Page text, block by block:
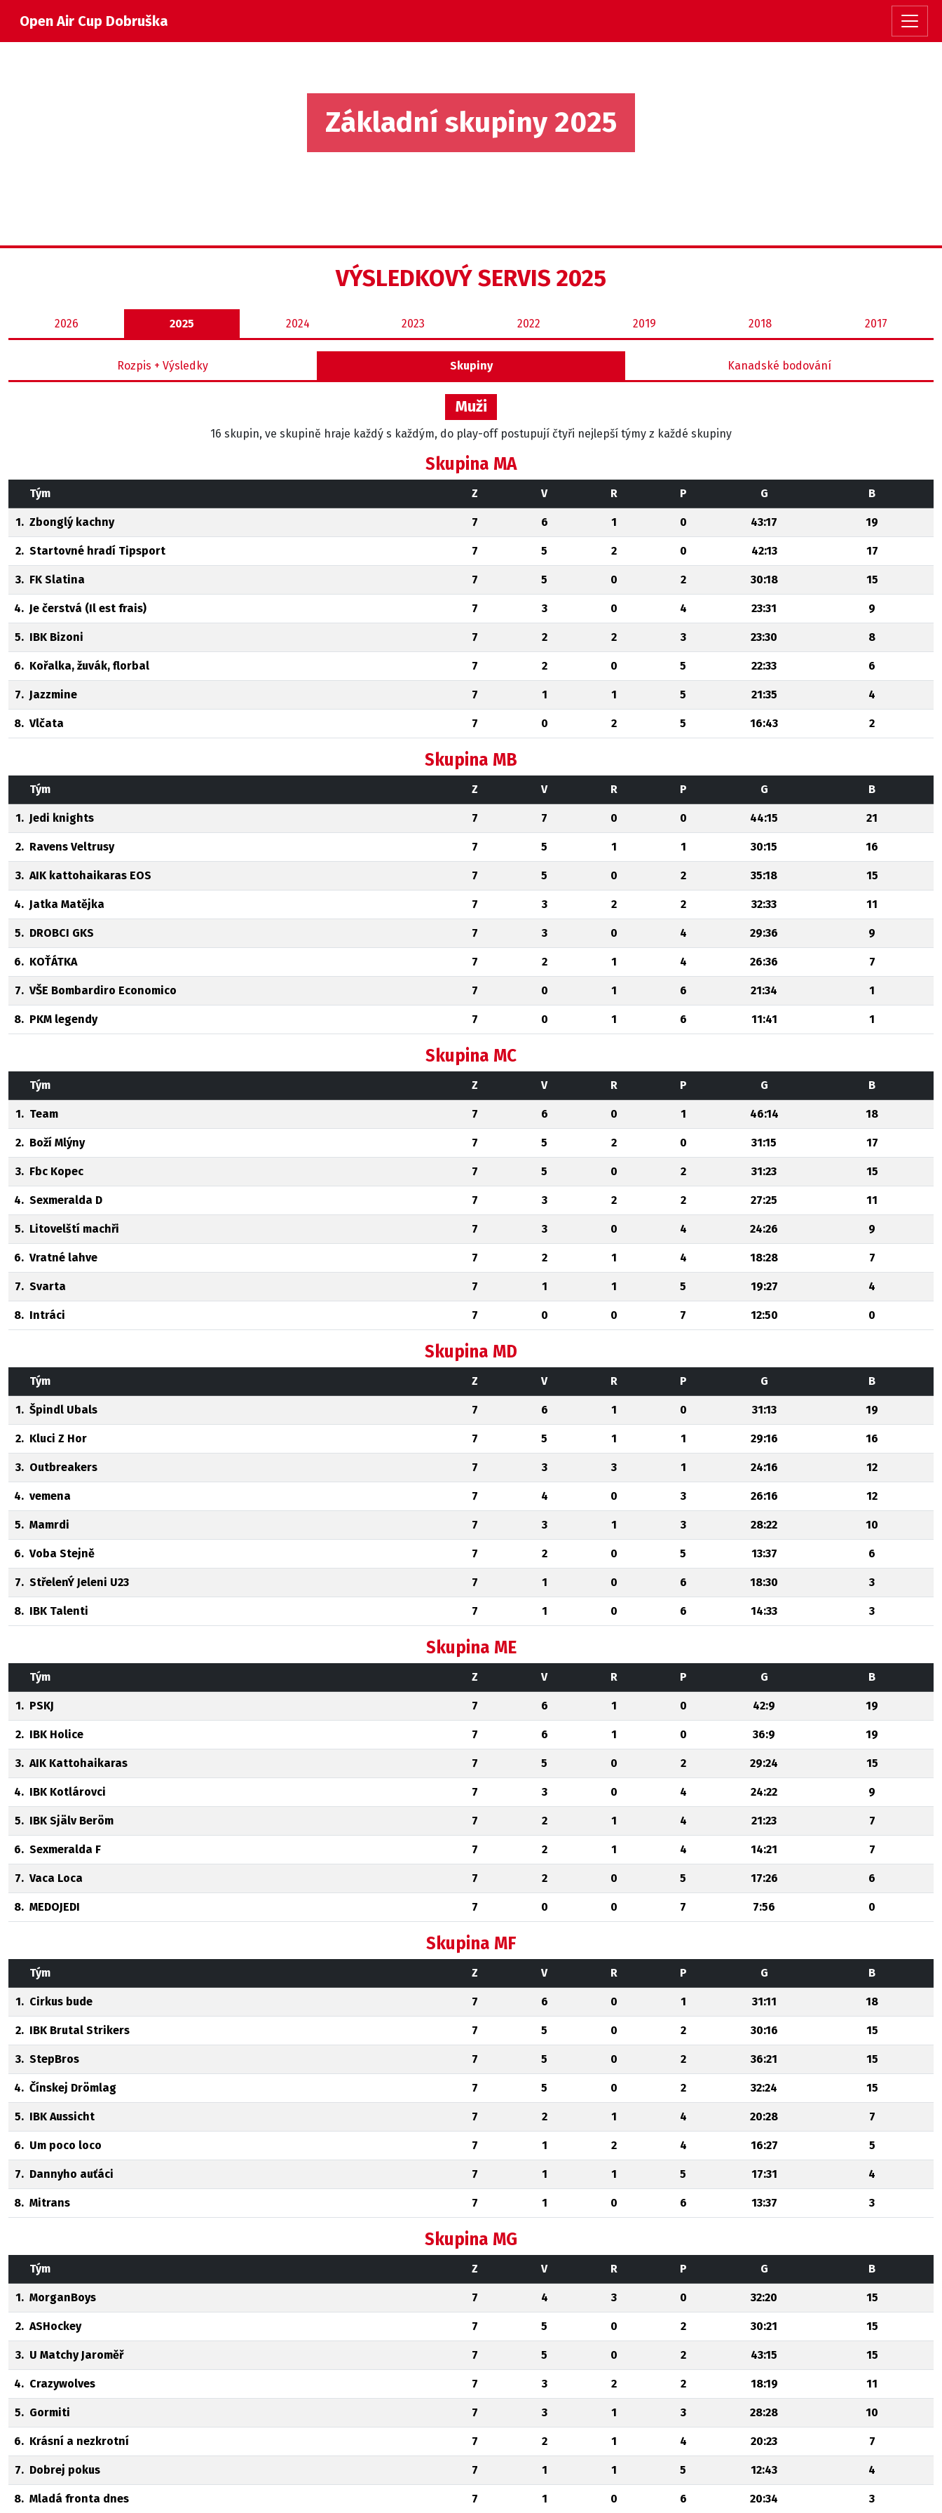
Open Air Cup Dobruška
Základní skupiny 2025
VÝSLEDKOVÝ SERVIS 2025
2026 2025 2024 2023 2022 2019 2018 2017
Rozpis + Výsledky Skupiny Kanadské bodování
Muži
16 skupin, ve skupině hraje každý s každým, do play-off postupují čtyři nejlepší týmy z každé skupiny
Skupina MA
Tým Z V R P G B
1. Zbonglý kachny 7 6 1 0 43:17 19
2. Startovné hradí Tipsport 7 5 2 0 42:13 17
3. FK Slatina 7 5 0 2 30:18 15
4. Je čerstvá (Il est frais) 7 3 0 4 23:31 9
5. IBK Bizoni 7 2 2 3 23:30 8
6. Kořalka, žuvák, florbal 7 2 0 5 22:33 6
7. Jazzmine 7 1 1 5 21:35 4
8. Vlčata 7 0 2 5 16:43 2
Skupina MB
Tým Z V R P G B
1. Jedi knights 7 7 0 0 44:15 21
2. Ravens Veltrusy 7 5 1 1 30:15 16
3. AIK kattohaikaras EOS 7 5 0 2 35:18 15
4. Jatka Matějka 7 3 2 2 32:33 11
5. DROBCI GKS 7 3 0 4 29:36 9
6. KOŤÁTKA 7 2 1 4 26:36 7
7. VŠE Bombardiro Economico 7 0 1 6 21:34 1
8. PKM legendy 7 0 1 6 11:41 1
Skupina MC
Tým Z V R P G B
1. Team 7 6 0 1 46:14 18
2. Boží Mlýny 7 5 2 0 31:15 17
3. Fbc Kopec 7 5 0 2 31:23 15
4. Sexmeralda D 7 3 2 2 27:25 11
5. Litovelští machři 7 3 0 4 24:26 9
6. Vratné lahve 7 2 1 4 18:28 7
7. Svarta 7 1 1 5 19:27 4
8. Intráci 7 0 0 7 12:50 0
Skupina MD
Tým Z V R P G B
1. Špindl Ubals 7 6 1 0 31:13 19
2. Kluci Z Hor 7 5 1 1 29:16 16
3. Outbreakers 7 3 3 1 24:16 12
4. vemena 7 4 0 3 26:16 12
5. Mamrdi 7 3 1 3 28:22 10
6. Voba Stejně 7 2 0 5 13:37 6
7. StřelenÝ Jeleni U23 7 1 0 6 18:30 3
8. IBK Talenti 7 1 0 6 14:33 3
Skupina ME
Tým Z V R P G B
1. PSKJ 7 6 1 0 42:9 19
2. IBK Holice 7 6 1 0 36:9 19
3. AIK Kattohaikaras 7 5 0 2 29:24 15
4. IBK Kotlárovci 7 3 0 4 24:22 9
5. IBK Själv Beröm 7 2 1 4 21:23 7
6. Sexmeralda F 7 2 1 4 14:21 7
7. Vaca Loca 7 2 0 5 17:26 6
8. MEDOJEDI 7 0 0 7 7:56 0
Skupina MF
Tým Z V R P G B
1. Cirkus bude 7 6 0 1 31:11 18
2. IBK Brutal Strikers 7 5 0 2 30:16 15
3. StepBros 7 5 0 2 36:21 15
4. Čínskej Drömlag 7 5 0 2 32:24 15
5. IBK Aussicht 7 2 1 4 20:28 7
6. Um poco loco 7 1 2 4 16:27 5
7. Dannyho auťáci 7 1 1 5 17:31 4
8. Mitrans 7 1 0 6 13:37 3
Skupina MG
Tým Z V R P G B
1. MorganBoys 7 4 3 0 32:20 15
2. ASHockey 7 5 0 2 30:21 15
3. U Matchy Jaroměř 7 5 0 2 43:15 15
4. Crazywolves 7 3 2 2 18:19 11
5. Gormiti 7 3 1 3 28:28 10
6. Krásní a nezkrotní 7 2 1 4 20:23 7
7. Dobrej pokus 7 1 1 5 12:43 4
8. Mladá fronta dnes 7 1 0 6 20:34 3